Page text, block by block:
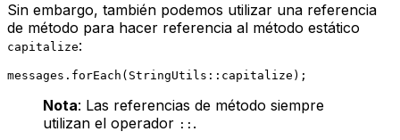
Sin embargo, también podemos utilizar una referencia
de método para hacer referencia al método estático
capitalize:
Nota: Las referencias de método siempre
utilizan el operador :: .